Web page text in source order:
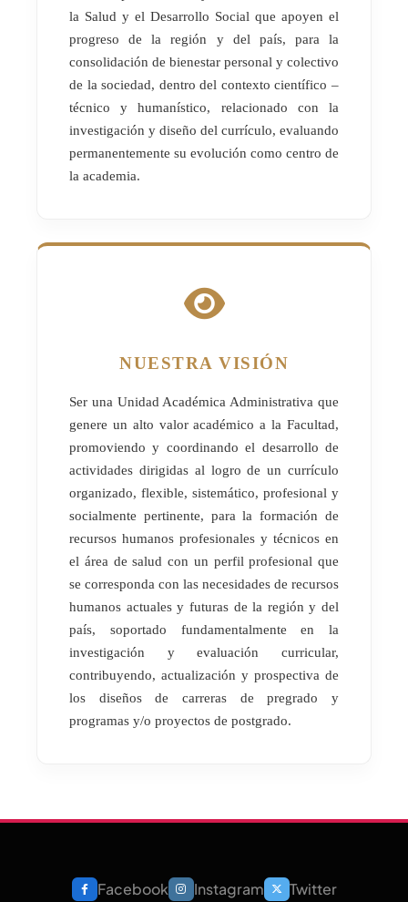
la Salud y el Desarrollo Social que apoyen el
progreso de la región y del país, para la
consolidación de bienestar personal y colectivo
de la sociedad, dentro del contexto científico –
técnico y humanístico, relacionado con la
investigación y diseño del currículo, evaluando
permanentemente su evolución como centro de
la academia.
NUESTRA VISIÓN
Ser una Unidad Académica Administrativa que
genere un alto valor académico a la Facultad,
promoviendo y coordinando el desarrollo de
actividades dirigidas al logro de un currículo
organizado, flexible, sistemático, profesional y
socialmente pertinente, para la formación de
recursos humanos profesionales y técnicos en
el área de salud con un perfil profesional que
se corresponda con las necesidades de recursos
humanos actuales y futuras de la región y del
país, soportado fundamentalmente en la
investigación y evaluación curricular,
contribuyendo, actualización y prospectiva de
los diseños de carreras de pregrado y
programas y/o proyectos de postgrado.
Facebook Instagram Twitter